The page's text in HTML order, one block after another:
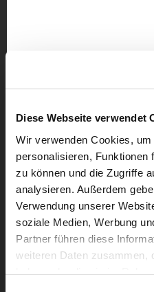
Diese Webseite verwendet
Wir verwenden Cookies,
personalisieren, Funktionen
zu können und die Zugriffe
analysieren. Außerdem
Verwendung unserer
soziale Medien, Werbung
Partner führen diese
weiteren Daten zusammen,
Dies